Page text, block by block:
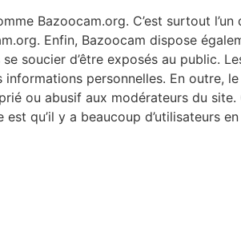
Bazoocam.org. C’est surtout
Enfin, Bazoocam dispose
soucier d’être exposés au public.
personnelles. En outre,
ou abusif aux modérateurs du
qu’il y a beaucoup d’utilisateurs